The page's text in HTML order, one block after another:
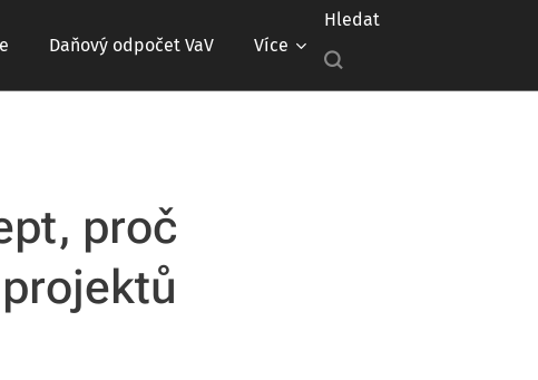
Daňový odpočet VaV Více
Hledat
proč